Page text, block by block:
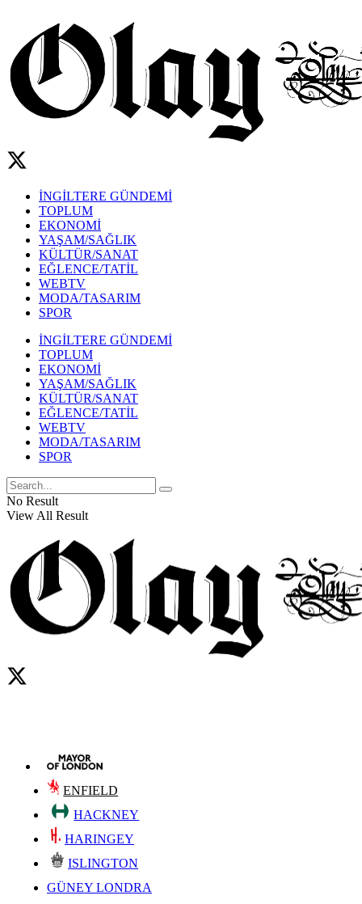
İNGİLTERE GÜNDEMİ
TOPLUM
EKONOMİ
YAŞAM/SAĞLIK
KÜLTÜR/SANAT
EĞLENCE/TATİL
WEBTV
MODA/TASARIM
SPOR
İNGİLTERE GÜNDEMİ
TOPLUM
EKONOMİ
YAŞAM/SAĞLIK
KÜLTÜR/SANAT
EĞLENCE/TATİL
WEBTV
MODA/TASARIM
SPOR
No Result
View All Result
ENFIELD
HACKNEY
HARINGEY
ISLINGTON
GÜNEY LONDRA